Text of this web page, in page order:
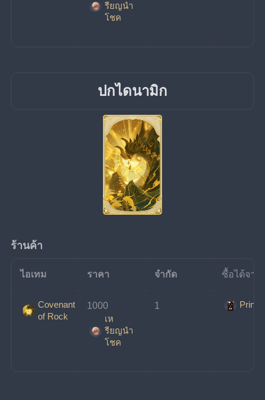
รียญนํา
โชค
ปกไดนามิก
ร้านค้า
ไอเทม ราคา จำกัด ซื้อได้จาก
Covenant
of Rock
1000
เห
รียญนํา
โชค
1 Prince